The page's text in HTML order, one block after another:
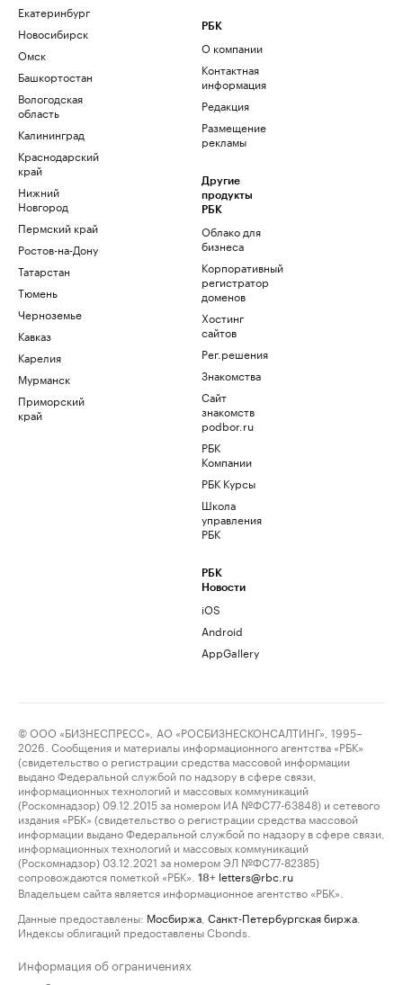
Екатеринбург
Новосибирск
Омск
Башкортостан
Вологодская
область
Калининград
Краснодарский
край
Нижний
Новгород
Пермский край
Ростов-на-Дону
Татарстан
Тюмень
Черноземье
Кавказ
Карелия
Мурманск
Приморский
край
РБК
О компании
Контактная
информация
Редакция
Размещение
рекламы
Другие
продукты
РБК
Облако для
бизнеса
Корпоративный
регистратор
доменов
Хостинг
сайтов
Рег.решения
Знакомства
Сайт
знакомств
podbor.ru
РБК
Компании
РБК Курсы
Школа
управления
РБК
РБК
Новости
iOS
Android
AppGallery
© ООО «БИЗНЕСПРЕСС», АО «РОСБИЗНЕСКОНСАЛТИНГ», 1995–
2026. Сообщения и материалы информационного агентства «РБК»
(свидетельство о регистрации средства массовой информации
выдано Федеральной службой по надзору в сфере связи,
информационных технологий и массовых коммуникаций
(Роскомнадзор) 09.12.2015 за номером ИА №ФС77-63848) и сетевого
издания «РБК» (свидетельство о регистрации средства массовой
информации выдано Федеральной службой по надзору в сфере связи,
информационных технологий и массовых коммуникаций
(Роскомнадзор) 03.12.2021 за номером ЭЛ №ФС77-82385)
сопровождаются пометкой «РБК».
18+ letters@rbc.ru
Владельцем сайта является информационное агентство «РБК».
Данные предоставлены: Мосбиржа Санкт-Петербургская биржа
Индексы облигаций предоставлены Cbonds.
Информация об ограничениях